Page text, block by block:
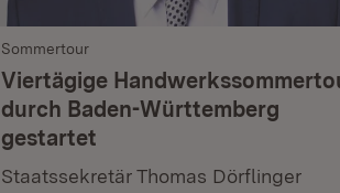
Sommertour
Viertägige
durch Baden-Württemberg
gestartet
Staatssekretär Thomas Dörflinger